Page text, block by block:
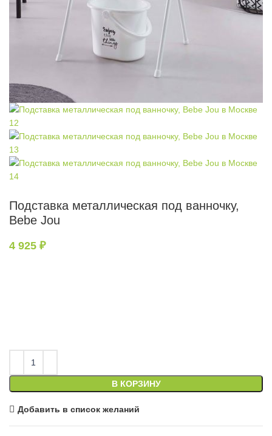
Подставка металлическая под ванночку,
Bebe Jou
4 925 ₽
В КОРЗИНУ
Добавить в список желаний